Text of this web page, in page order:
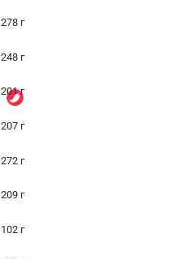
278 г
248 г
201 г
207 г
272 г
209 г
102 г